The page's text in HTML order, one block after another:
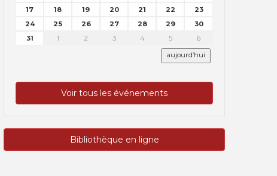
17
18 19 20 21 22
23
24
25 26 27 28 29
30
31
1 2 3 4 5 6
aujourd’hui
Voir tous les événements
Bibliothèque en ligne